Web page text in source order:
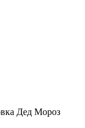
Дед Мороз